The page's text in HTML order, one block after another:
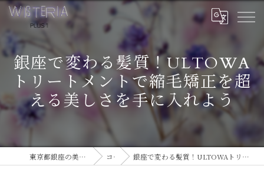
銀座で変わる髪質！ULTOWA
トリートメントで縮毛矯正を超
える美しさを手に入れよう
東京都銀座の美容室ならWISTERIA PLUS 1 コラム 銀座で変わる髪質！ULTOWAトリートメントで縮毛矯正を超える美しさを手に入れよう